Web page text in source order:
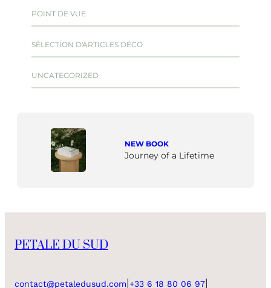
POINT DE VUE
SÉLECTION D'ARTICLES DÉCO
UNCATEGORIZED
NEW BOOK
Journey of a Lifetime
PETALE DU SUD
contact@petaledusud.com +33 6 18 80 06 97